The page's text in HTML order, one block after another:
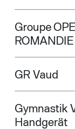
Groupe
ROMANDIE
GR Vaud
Gymnastik
Handgerät